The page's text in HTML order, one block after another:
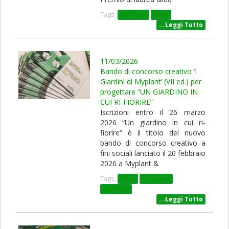
Tags: MyPlant
fiere
...Leggi Tutto
11/03/2026
Bando di concorso creativo ‘I
Giardini di Myplant’ (VII ed.) per
progettare “UN GIARDINO IN
CUI RI-FIORIRE”
Iscrizioni entro il 26 marzo
2026 “Un giardino in cui ri-
fiorire” è il titolo del nuovo
bando di concorso creativo a
fini sociali lanciato il 20 febbraio
2026 a Myplant &
Tags: fiere
concorsi
MyPlant
...Leggi Tutto